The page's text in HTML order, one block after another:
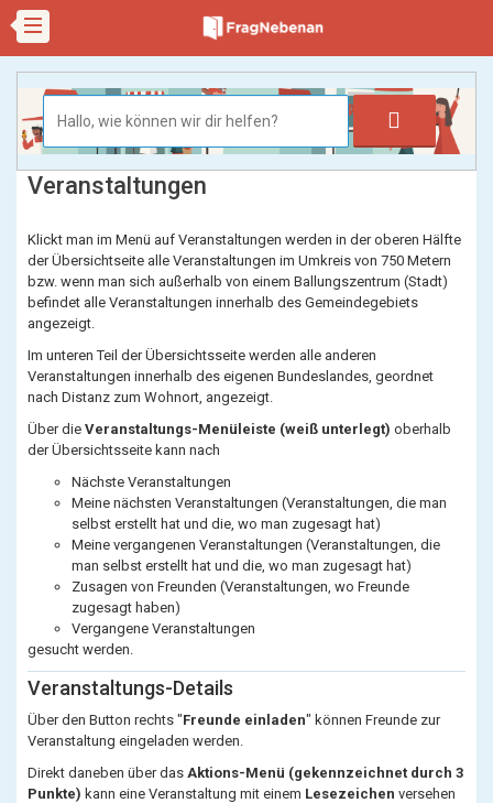
Veranstaltungen
Klickt man im Menü auf Veranstaltungen werden in der oberen Hälfte
der Übersichtseite alle Veranstaltungen im Umkreis von 750 Metern
bzw. wenn man sich außerhalb von einem Ballungszentrum (Stadt)
befindet alle Veranstaltungen innerhalb des Gemeindegebiets
angezeigt.
Im unteren Teil der Übersichtsseite werden alle anderen
Veranstaltungen innerhalb des eigenen Bundeslandes, geordnet
nach Distanz zum Wohnort, angezeigt.
Über die Veranstaltungs-Menüleiste (weiß unterlegt) oberhalb
der Übersichtsseite kann nach
Nächste Veranstaltungen
Meine nächsten Veranstaltungen (Veranstaltungen, die man
selbst erstellt hat und die, wo man zugesagt hat)
Meine vergangenen Veranstaltungen (Veranstaltungen, die
man selbst erstellt hat und die, wo man zugesagt hat)
Zusagen von Freunden (Veranstaltungen, wo Freunde
zugesagt haben)
Vergangene Veranstaltungen
gesucht werden.
Veranstaltungs-Details
Über den Button rechts "Freunde einladen" können Freunde zur
Veranstaltung eingeladen werden.
Direkt daneben über das Aktions-Menü (gekennzeichnet durch 3
Punkte) kann eine Veranstaltung mit einem Lesezeichen versehen